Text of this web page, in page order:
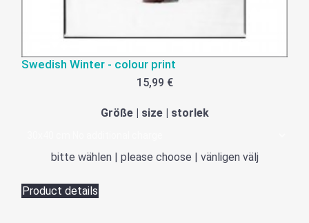
Swedish Winter - colour print
15,99 €
Größe | size | storlek
bitte wählen | please choose | vänligen välj
Product details